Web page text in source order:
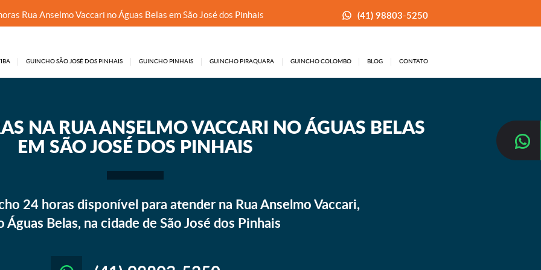
Rua Anselmo Vaccari no Águas Belas em São José dos Pinhais (41) 98803-5250
GUINCHO SÃO JOSÉ DOS PINHAIS GUINCHO PINHAIS GUINCHO PIRAQUARA GUINCHO COLOMBO BLOG CONTATO
NA RUA ANSELMO VACCARI NO ÁGUAS BELAS
EM SÃO JOSÉ DOS PINHAIS
24 horas disponível para atender na Rua Anselmo Vaccari,
Águas Belas, na cidade de São José dos Pinhais